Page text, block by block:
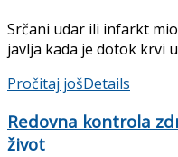
Srčani udar ili infarkt
javlja kada je dotok krvi
Pročitaj jošDetails
Redovna kontrola
život